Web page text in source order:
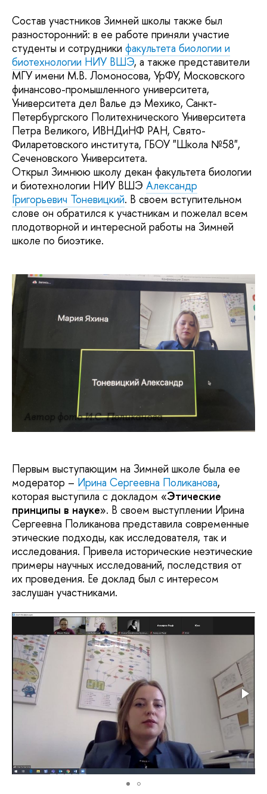
Состав участников Зимней школы также был
разносторонний: в ее работе приняли участие
студенты и сотрудники факультета биологии и
биотехнологии НИУ ВШЭ, а также представители
МГУ имени М.В. Ломоносова, УрФУ, Московского
финансово-промышленного университета,
Университета дел Валье дэ Мехико, Санкт-
Петербургского Политехнического Университета
Петра Великого, ИВНДиНФ РАН, Свято-
Филаретовского института, ГБОУ "Школа №58",
Сеченовского Университета.
Открыл Зимнюю школу декан факультета биологии
и биотехнологии НИУ ВШЭ Александр
Григорьевич Тоневицкий. В своем вступительном
слове он обратился к участникам и пожелал всем
плодотворной и интересной работы на Зимней
школе по биоэтике.
Автор фото И.С. Поликанова
Первым выступающим на Зимней школе была ее
модератор – Ирина Сергеевна Поликанова,
которая выступила с докладом «Этические
принципы в науке». В своем выступлении Ирина
Сергеевна Поликанова представила современные
этические подходы, как исследователя, так и
исследования. Привела исторические неэтические
примеры научных исследований, последствия от
их проведения. Ее доклад был с интересом
заслушан участниками.